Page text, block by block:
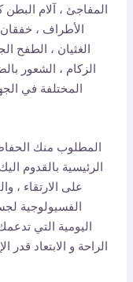
المفاجئ ، آلام البطن
الأطراف ، خفقان
الغثيان ، الطفح
الزكام ، الشعور
المختلفة في
المطلوب منك
الرئيسية بالقدوم
على الارتقاء ،
الفسيولوجية
اليومية التي
الراحة و الابتعاد